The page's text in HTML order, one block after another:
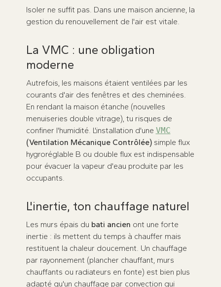
Isoler ne suffit pas. Dans une maison ancienne, la
gestion du renouvellement de l'air est vitale.
La VMC : une obligation
moderne
Autrefois, les maisons étaient ventilées par les
courants d'air des fenêtres et des cheminées.
En rendant la maison étanche (nouvelles
menuiseries double vitrage), tu risques de
confiner l'humidité. L'installation d'une VMC
(Ventilation Mécanique Contrôlée)simple flux
hygroréglable B ou double flux est indispensable
pour évacuer la vapeur d'eau produite par les
occupants.
L'inertie, ton chauffage naturel
Les murs épais du bati ancien ont une forte
inertie : ils mettent du temps à chauffer mais
restituent la chaleur doucement. Un chauffage
par rayonnement (plancher chauffant, murs
chauffants ou radiateurs en fonte) est bien plus
adapté qu'un chauffage par convection qui